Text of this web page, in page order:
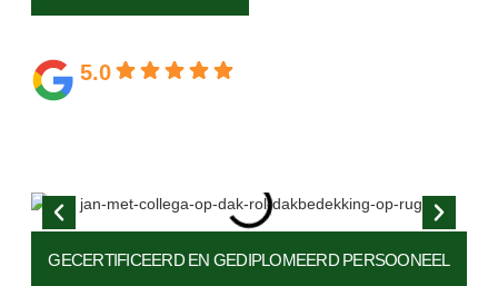
5.0
GECERTIFICEERD EN GEDIPLOMEERD PERSOONEEL